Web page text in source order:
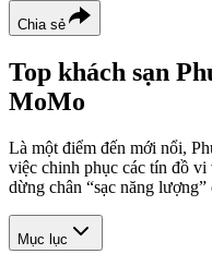
Chia sẻ
Top khách sạn
MoMo
Là một điểm đến mới nổi,
việc chinh phục các tín đồ vi
dừng chân “sạc năng
Mục lục